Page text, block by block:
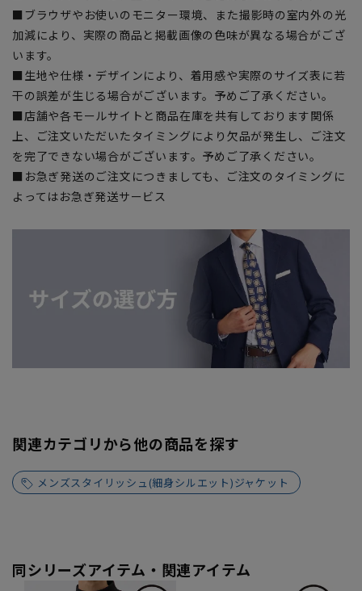
■ブラウザやお使いのモニター環境、また撮影時の室内外の光
加減により、実際の商品と掲載画像の色味が異なる場合がござ
います。
■生地や仕様・デザインにより、着用感や実際のサイズ表に若
干の誤差が生じる場合がございます。予めご了承ください。
■店舗や各モールサイトと商品在庫を共有しております関係
上、ご注文いただいたタイミングにより欠品が発生し、ご注文
を完了できない場合がございます。予めご了承ください。
■お急ぎ発送のご注文につきましても、ご注文のタイミングに
よってはお急ぎ発送サービス
関連カテゴリから他の商品を探す
メンズスタイリッシュ(細身シルエット)ジャケット
同シリーズアイテム・関連アイテム